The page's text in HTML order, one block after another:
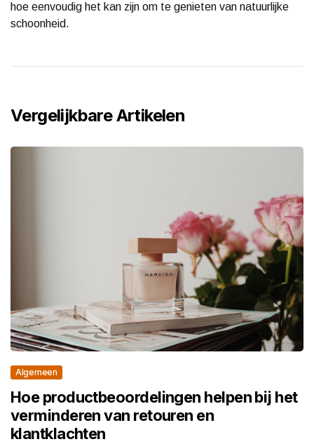
hoe eenvoudig het kan zijn om te genieten van natuurlijke
schoonheid.
Vergelijkbare Artikelen
Algemeen
Hoe productbeoordelingen helpen bij het
verminderen van retouren en
klantklachten